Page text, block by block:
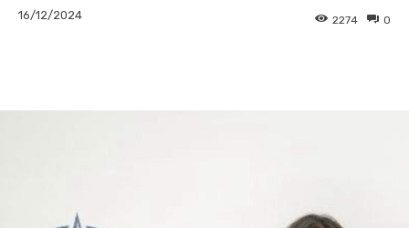
16/12/2024 0
2274